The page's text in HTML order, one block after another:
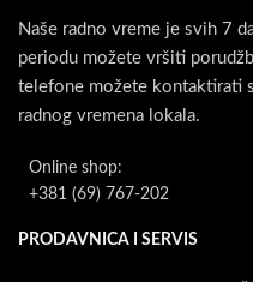
Naše radno vreme je svih 7
periodu možete vršiti
telefone možete kontaktirati
radnog vremena lokala.
Online shop:
+381 (69) 767-202
PRODAVNICA I SERVIS